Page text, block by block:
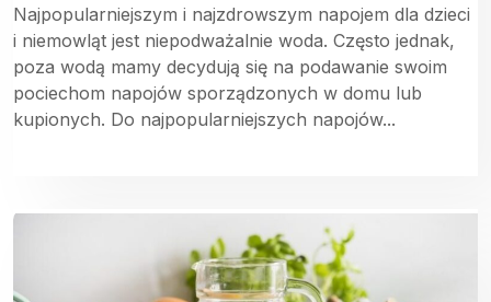
Najpopularniejszym i najzdrowszym napojem dla dzieci
i niemowląt jest niepodważalnie woda. Często jednak,
poza wodą mamy decydują się na podawanie swoim
pociechom napojów sporządzonych w domu lub
kupionych. Do najpopularniejszych napojów...